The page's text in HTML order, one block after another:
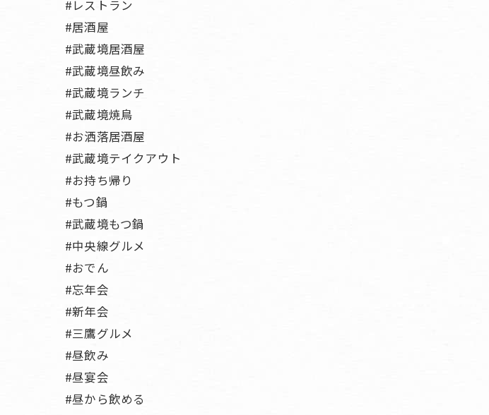
#レストラン
#居酒屋
#武蔵境居酒屋
#武蔵境昼飲み
#武蔵境ランチ
#武蔵境焼鳥
#お洒落居酒屋
#武蔵境テイクアウト
#お持ち帰り
#もつ鍋
#武蔵境もつ鍋
#中央線グルメ
#おでん
#忘年会
#新年会
#三鷹グルメ
#昼飲み
#昼宴会
#昼から飲める